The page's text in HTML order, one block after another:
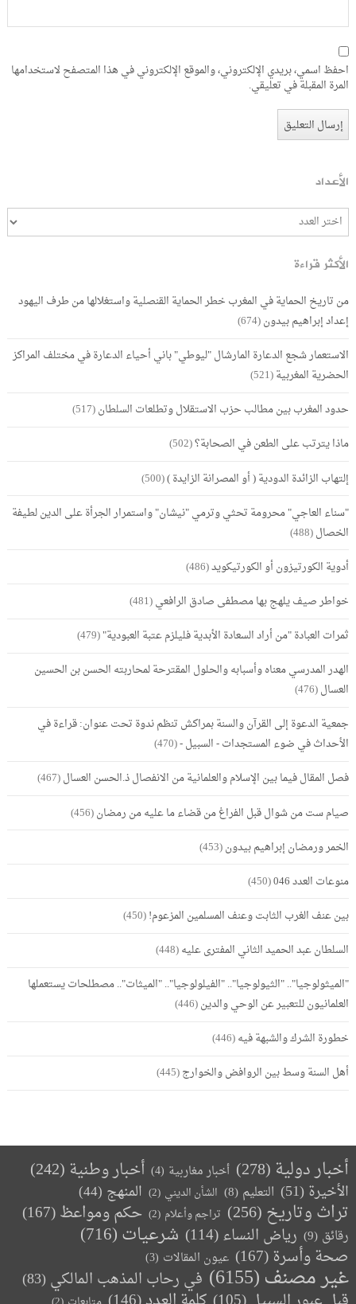
احفظ اسمي، بريدي الإلكتروني، والموقع الإلكتروني في هذا المتصفح لاستخدامها
المرة المقبلة في تعليقي.
الأعداد
الأكثر قراءة
من تاريخ الحماية في المغرب خطر الحماية القنصلية واستغلالها من طرف اليهود
إعداد إبراهيم بيدون(674)
الاستعمار شجع الدعارة المارشال "ليوطي" باني أحياء الدعارة في مختلف المراكز
الحضرية المغربية(521)
حدود المغرب بين مطالب حزب الاستقلال وتطلعات السلطان(517)
ماذا يترتب على الطعن في الصحابة؟(502)
إلتهاب الزائدة الدودية ( أو المصرانة الزايدة )(500)
"سناء العاجي" محرومة تحثي وترمي "نيشان" واستمرار الجرأة على الدين لطيفة
الخصال(488)
أدوية الكورتيزون أو الكورتيكويد(486)
خواطر صيف يلهج بها مصطفى صادق الرافعي(481)
ثمرات العبادة "من أراد السعادة الأبدية فليلزم عتبة العبودية"(479)
الهدر المدرسي معناه وأسبابه والحلول المقترحة لمحاربته الحسن بن الحسين
العسال(476)
جمعية الدعوة إلى القرآن والسنة بمراكش تنظم ندوة تحت عنوان: قراءة في
الأحداث في ضوء المستجدات - السبيل -(470)
فصل المقال فيما بين الإسلام والعلمانية من الانفصال ذ.الحسن العسال(467)
صيام ست من شوال قبل الفراغ من قضاء ما عليه من رمضان(456)
الخمر ورمضان إبراهيم بيدون(453)
منوعات العدد 046
(450)
بين عنف الغرب الثابت وعنف المسلمين المزعوم!(450)
السلطان عبد الحميد الثاني المفترى عليه(448)
"الميثولوجيا".. "الثيولوجيا".. "الفيلولوجيا".. "الميثات".. مصطلحات يستعملها
العلمانيون للتعبير عن الوحي والدين(446)
خطورة الشرك والشبهة فيه(446)
أهل السنة وسط بين الروافض والخوارج(445)
أخبار دولية (278) أخبار مغاربية (4) أخبار وطنية(242)
الأخيرة (51) التعليم (8) الشأن الديني (2) المنهج (44)
تراث وتاريخ(256) تراجم وأعلام (2) حكم ومواعظ(167)
رقائق (9) رياض النساء(114) شرعيات(716)
صحة وأسرة(167) عيون المقالات (3)
غير مصنف(6155) في رحاب المذهب المالكي (83)